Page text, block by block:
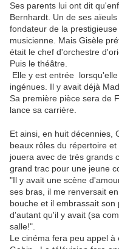
Ses parents lui ont dit
Bernhardt. Un de ses
fondateur de la
musicienne. Mais Gisèle
était le chef d'orchestre
Puis le théâtre.
Elle y est entrée
ingénues. Il y avait déjà
Sa première pièce sera de
lance sa carrière.
Et ainsi, en huit décennies,
beaux rôles du répertoire
jouera avec de très grands
grand trac pour une jeune
"Il y avait une scène
ses bras, il me renversait
bouche et il embrassait son
d'autant qu'il y avait (sa
salle!".
Le cinéma fera peu appel